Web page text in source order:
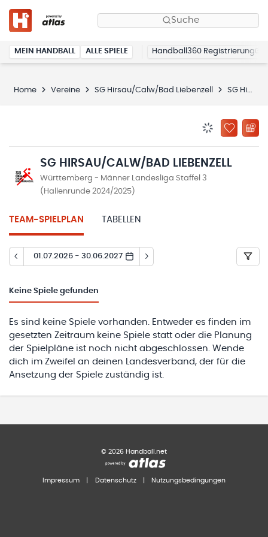
Suche
MEIN HANDBALL ALLE SPIELE Handball360 Registrierung
Home Vereine SG Hirsau/Calw/Bad Liebenzell SG Hirsau/Calw/Bad Liebenzell
ZU
SG HIRSAU/CALW/BAD LIEBENZELL
Württemberg - Männer Landesliga Staffel 3
(Hallenrunde 2024/2025)
TEAM-SPIELPLAN TABELLEN
01.07.2026 - 30.06.2027
Keine Spiele gefunden
Es sind keine Spiele vorhanden. Entweder es finden im
gesetzten Zeitraum keine Spiele statt oder die Planung
der Spielpläne ist noch nicht abgeschlossen. Wende
dich im Zweifel an deinen Landesverband, der für die
Ansetzung der Spiele zuständig ist.
© 2026 Handball.net
Impressum Datenschutz Nutzungsbedingungen